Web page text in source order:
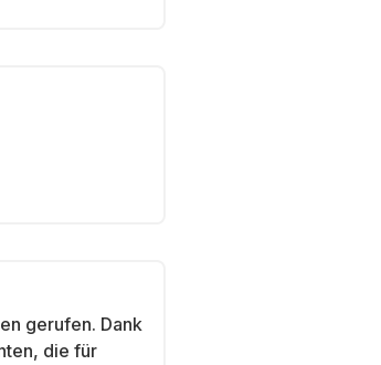
gerufen. Dank
die für